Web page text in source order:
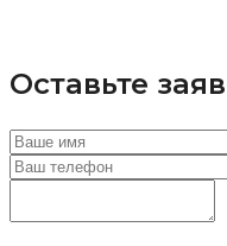
Оставьте